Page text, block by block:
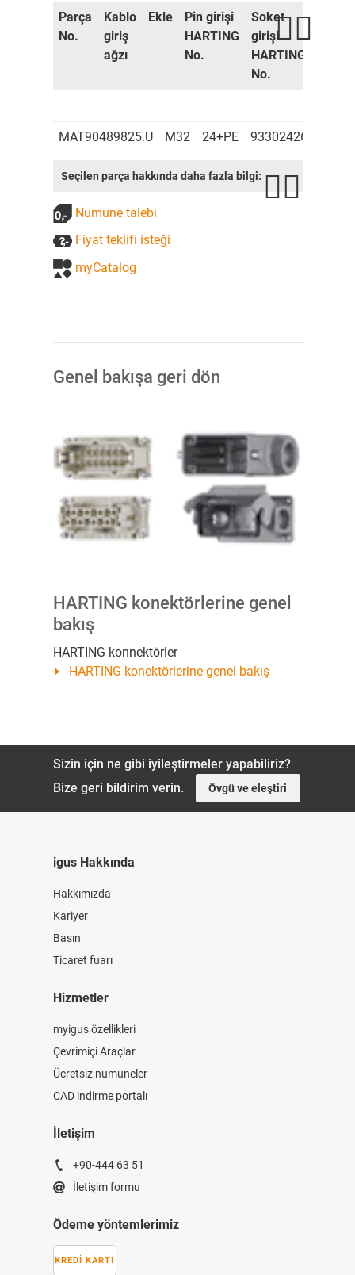
Parça
No.
Kablo
giriş
ağzı
Ekle
Pin girişi
HARTING
No.
Soket
girişi
HARTING
No.
MAT90489825.U M32 24+PE 9330242601
Seçilen parça hakkında daha fazla bilgi:
Numune talebi
Fiyat teklifi isteği
myCatalog
Genel bakışa geri dön
HARTING konektörlerine genel
bakış
HARTING konnektörler
HARTING konektörlerine genel bakış
Sizin için ne gibi iyileştirmeler yapabiliriz?
Bize geri bildirim verin.
Övgü ve eleştiri
igus Hakkında
Hakkımızda
Kariyer
Basın
Ticaret fuarı
Hizmetler
myigus özellikleri
Çevrimiçi Araçlar
Ücretsiz numuneler
CAD indirme portalı
İletişim
+90-444 63 51
İletişim formu
Ödeme yöntemlerimiz
KREDI KARTI